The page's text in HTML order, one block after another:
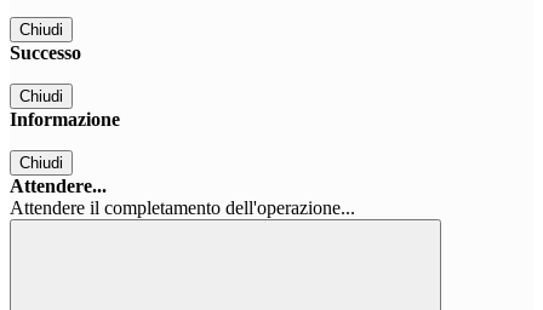
Chiudi
Successo
Chiudi
Informazione
Chiudi
Attendere...
Attendere il completamento dell'operazione...